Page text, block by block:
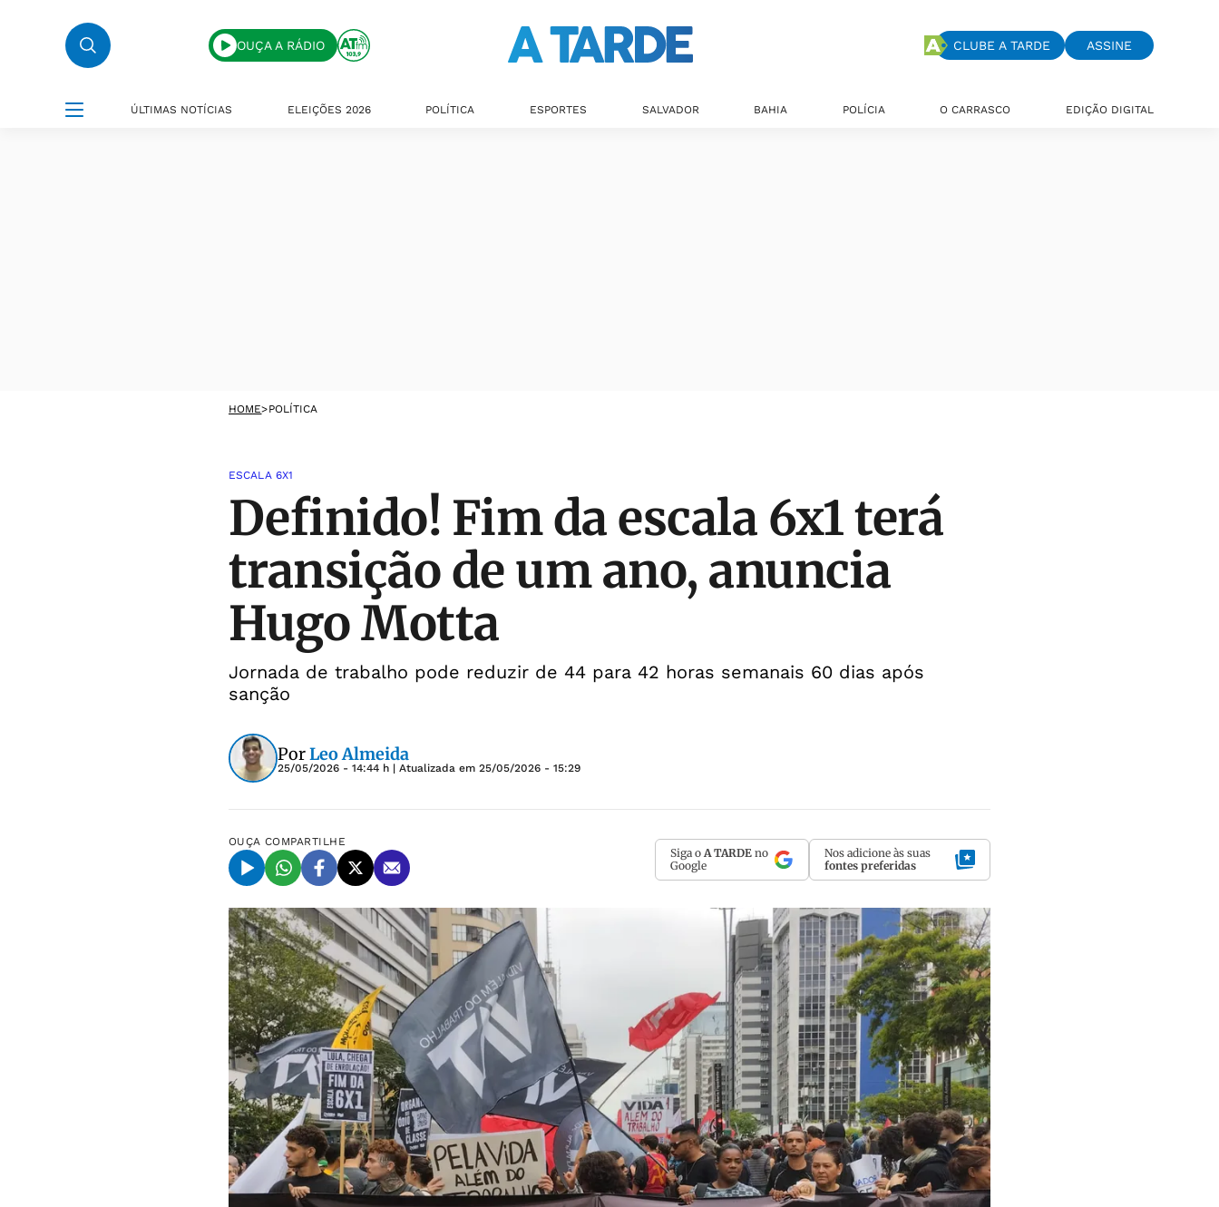
OUÇA A RÁDIO CLUBE A TARDE ASSINE
ÚLTIMAS NOTÍCIAS ELEIÇÕES 2026 POLÍTICA ESPORTES SALVADOR BAHIA POLÍCIA O CARRASCO EDIÇÃO DIGITAL
HOME>POLÍTICA
ESCALA 6X1
Definido! Fim da escala 6x1 terá
transição de um ano, anuncia
Hugo Motta
Jornada de trabalho pode reduzir de 44 para 42 horas semanais 60 dias após
sanção
PorLeo Almeida
25/05/2026 - 14:44 h | Atualizada em 25/05/2026 - 15:29
OUÇA COMPARTILHE
Siga o A TARDE no
Google
Nos adicione às suas
fontes preferidas